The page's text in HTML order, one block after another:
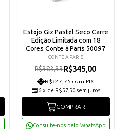
Estojo Giz Pastel Seco Carre
Edição Limitada com 18
Cores Conte à Paris 50097
CONTE A PARIS
R$383,33R$345,00
R$327,75 com PIX
6 x de R$57,50 sem juros
COMPRAR
Consulte-nos pelo WhatsApp